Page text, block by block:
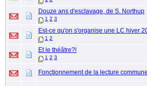
Douze ans d'esclavage, de S. Northup
1 2 3
Est-ce qu'on s'organise une LC hiver
1 2
Et le théâtre?!
1 2 3
Fonctionnement de la lecture commune